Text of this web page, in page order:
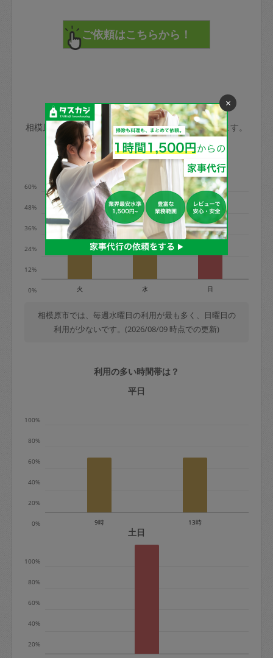
直前キャンセル料：
72時間前〜24時間前＝依頼料金の50%
依頼者不在による当日キャンセル＝依頼
金額の100%＋交通費全額
※例：依頼日時／土曜日午前9時開始の場
合、水曜日午前9時以降はキャンセル料が
発生
水曜日9時〜金曜日9時まで＝依頼料金の
50%
金曜日9時～土曜日8時まで＝依頼金額の
＋交通費全額
依頼者不在による当日キャンセル＝依頼
金額の100%＋交通費全額
定期契約をキャンセルする場合、毎週定
期は月2回まで隔週定期は月1回までキャ
※キャンセル料金の設定について：
定期依頼1回（3時間）の金額とスポット
みてください。
その後、一番気に入ったタスカジさんに
てください。
不在時に部屋に入るためにタスカジさん
きた場合は損害保険の対象外となるので
ご注意ください。
で、必ず鍵のかかるロッカーや金庫に入
れて依頼者の責任の元管理するよう心掛
けてください。
玉、など
あわせてこちらも参照ください：初めて
利用します。注意しなくてはいけない点
はありますか？
相模原市の家事代行ご利用状況
相模原市のタスカジの利用データを元に掲載しています。
利用の多い曜日は？
0%
12%
24%
36%
48%
60%
火 水 日
相模原市では、毎週水曜日の利用が最も多く、日曜日の
利用が少ないです。(2026/08/09 時点での更新)
利用の多い時間帯は？
平日
0%
20%
40%
60%
80%
100%
9時 13時
土日
20%
40%
60%
80%
100%
×